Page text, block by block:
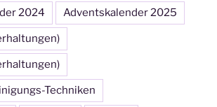
2024 Adventskalender 2025
Techniken